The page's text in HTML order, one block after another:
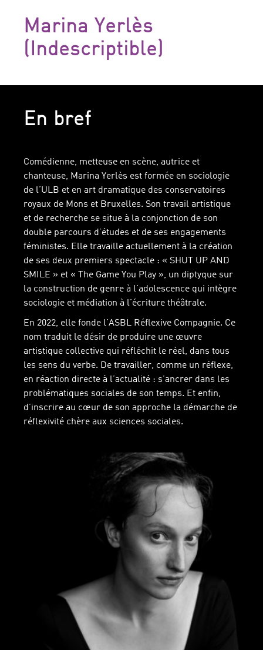
Marina Yerlès
(Indescriptible)
En bref
Comédienne, metteuse en scène, autrice et
chanteuse, Marina Yerlès est formée en sociologie
de l’ULB et en art dramatique des conservatoires
royaux de Mons et Bruxelles. Son travail artistique
et de recherche se situe à la conjonction de son
double parcours d’études et de ses engagements
féministes. Elle travaille actuellement à la création
de ses deux premiers spectacle : « SHUT UP AND
SMILE » et « The Game You Play », un diptyque sur
la construction de genre à l’adolescence qui intègre
sociologie et médiation à l’écriture théâtrale.
En 2022, elle fonde l’ASBL Réflexive Compagnie. Ce
nom traduit le désir de produire une œuvre
artistique collective qui réfléchit le réel, dans tous
les sens du verbe. De travailler, comme un réflexe,
en réaction directe à l’actualité : s’ancrer dans les
problématiques sociales de son temps. Et enfin,
d’inscrire au cœur de son approche la démarche de
réflexivité chère aux sciences sociales.